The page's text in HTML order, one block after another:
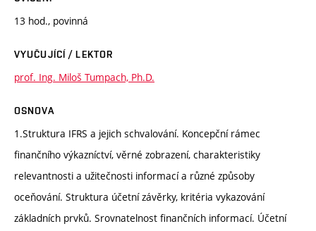
13 hod., povinná
VYUČUJÍCÍ / LEKTOR
prof. Ing. Miloš Tumpach, Ph.D.
OSNOVA
1.Struktura IFRS a jejich schvalování. Koncepční rámec
finančního výkazníctví, věrné zobrazení, charakteristiky
relevantnosti a užitečnosti informací a různé způsoby
oceňování. Struktura účetní závěrky, kritéria vykazování
základních prvků. Srovnatelnost finančních informací. Účetní